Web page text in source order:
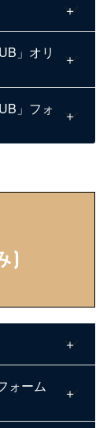
」オリ
」フォ
)
ォーム